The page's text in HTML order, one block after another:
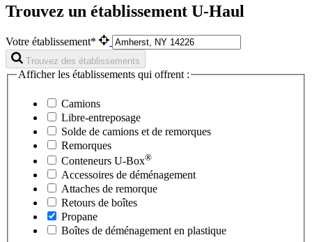
Trouvez un établissement U-Haul
Votre établissement*
Trouvez des établissements
Afficher les établissements qui offrent :
Camions
Libre-entreposage
Solde de camions et de remorques
Remorques
Conteneurs U-Box®
Accessoires de déménagement
Attaches de remorque
Retours de boîtes
Propane
Boîtes de déménagement en plastique